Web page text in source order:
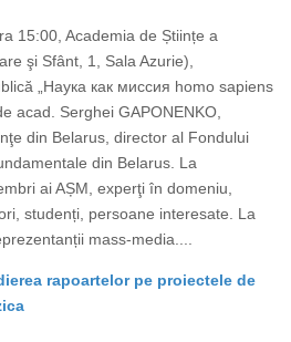
15:00, Academia de Științe a
şi Sfânt, 1, Sala Azurie),
„Наука как миссия homo sapiens
acad. Serghei GAPONENKO,
din Belarus, director al Fondului
din Belarus. La
ai AȘM, experţi în domeniu,
studenți, persoane interesate. La
mass-media....
rapoartelor pe proiectele de